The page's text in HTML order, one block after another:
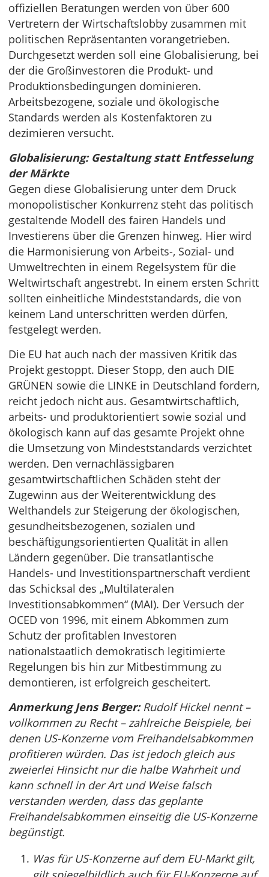
offiziellen Beratungen werden von über 600
Vertretern der Wirtschaftslobby zusammen mit
politischen Repräsentanten vorangetrieben.
Durchgesetzt werden soll eine Globalisierung, bei
der die Großinvestoren die Produkt- und
Produktionsbedingungen dominieren.
Arbeitsbezogene, soziale und ökologische
Standards werden als Kostenfaktoren zu
dezimieren versucht.
Globalisierung: Gestaltung statt Entfesselung
der Märkte
Gegen diese Globalisierung unter dem Druck
monopolistischer Konkurrenz steht das politisch
gestaltende Modell des fairen Handels und
Investierens über die Grenzen hinweg. Hier wird
die Harmonisierung von Arbeits-, Sozial- und
Umweltrechten in einem Regelsystem für die
Weltwirtschaft angestrebt. In einem ersten Schritt
sollten einheitliche Mindeststandards, die von
keinem Land unterschritten werden dürfen,
festgelegt werden.
Die EU hat auch nach der massiven Kritik das
Projekt gestoppt. Dieser Stopp, den auch DIE
GRÜNEN sowie die LINKE in Deutschland fordern,
reicht jedoch nicht aus. Gesamtwirtschaftlich,
arbeits- und produktorientiert sowie sozial und
ökologisch kann auf das gesamte Projekt ohne
die Umsetzung von Mindeststandards verzichtet
werden. Den vernachlässigbaren
gesamtwirtschaftlichen Schäden steht der
Zugewinn aus der Weiterentwicklung des
Welthandels zur Steigerung der ökologischen,
gesundheitsbezogenen, sozialen und
beschäftigungsorientierten Qualität in allen
Ländern gegenüber. Die transatlantische
Handels- und Investitionspartnerschaft verdient
das Schicksal des „Multilateralen
Investitionsabkommen“ (MAI). Der Versuch der
OCED von 1996, mit einem Abkommen zum
Schutz der profitablen Investoren
nationalstaatlich demokratisch legitimierte
Regelungen bis hin zur Mitbestimmung zu
demontieren, ist erfolgreich gescheitert.
Anmerkung Jens Berger:Rudolf Hickel nennt –
vollkommen zu Recht – zahlreiche Beispiele, bei
denen US-Konzerne vom Freihandelsabkommen
profitieren würden. Das ist jedoch gleich aus
zweierlei Hinsicht nur die halbe Wahrheit und
kann schnell in der Art und Weise falsch
verstanden werden, dass das geplante
Freihandelsabkommen einseitig die US-Konzerne
begünstigt.
Was für US-Konzerne auf dem EU-Markt gilt,